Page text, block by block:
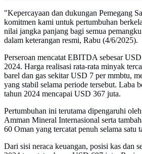
"Kepercayaan dan dukungan Pemegang
komitmen kami untuk pertumbuhan
nilai jangka panjang bagi semua
dalam keterangan resmi, Rabu (4/6/2025).
Perseroan mencatat EBITDA sebesar
2024. Harga realisasi rata-rata minyak
barel dan gas sekitar USD 7 per mmbtu,
yang stabil selama periode tersebut. Laba
tahun 2024 mencapai USD 367 juta.
Pertumbuhan ini terutama dipengaruhi
Amman Mineral Internasional serta
60 Oman yang tercatat penuh selama satu
Dari sisi neraca keuangan, posisi kas dan